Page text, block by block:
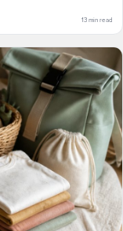
13 min read